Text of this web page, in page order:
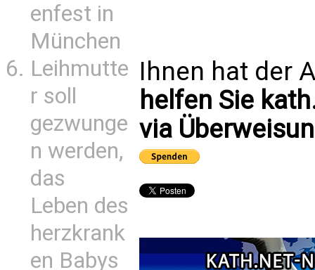
enfest in
München
Leihmutte
r soll
gezwunge
n werden,
das
Leben des
herzkrank
en Babys
Ihnen hat der
helfen Sie
via